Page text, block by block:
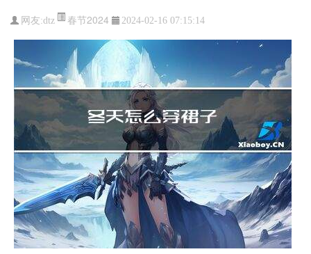
网友:dtz 春节2024 2024-02-16 07:15:14